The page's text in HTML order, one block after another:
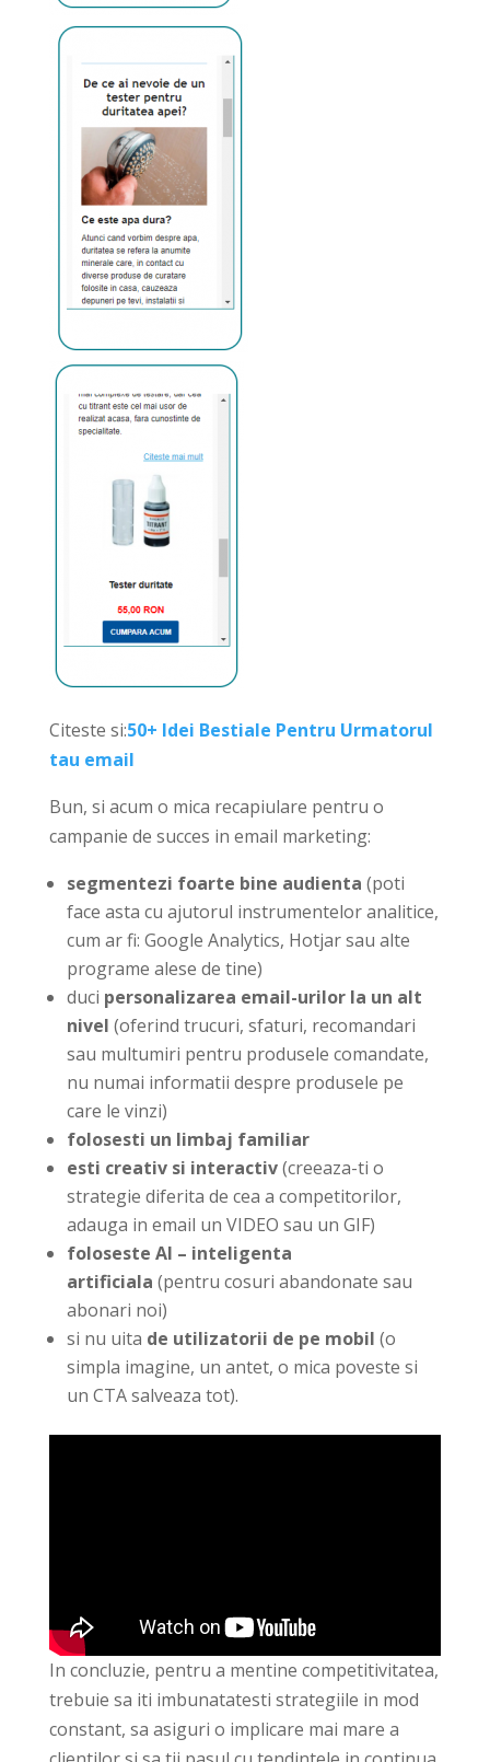
Citeste si:50+ Idei Bestiale Pentru Urmatorul
tau email
Bun, si acum o mica recapiulare pentru o
campanie de succes in email marketing:
segmentezi foarte bine audienta (poti
face asta cu ajutorul instrumentelor analitice,
cum ar fi: Google Analytics, Hotjar sau alte
programe alese de tine)
duci personalizarea email-urilor la un alt
nivel (oferind trucuri, sfaturi, recomandari
sau multumiri pentru produsele comandate,
nu numai informatii despre produsele pe
care le vinzi)
folosesti un limbaj familiar
esti creativ si interactiv(creeaza-ti o
strategie diferita de cea a competitorilor,
adauga in email un VIDEO sau un GIF)
foloseste AI – inteligenta
artificiala (pentru cosuri abandonate sau
abonari noi)
si nu uita de utilizatorii de pe mobil (o
simpla imagine, un antet, o mica poveste si
un CTA salveaza tot).
In concluzie, pentru a mentine competitivitatea,
trebuie sa iti imbunatatesti strategiile in mod
constant, sa asiguri o implicare mai mare a